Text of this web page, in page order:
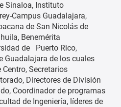
Sinaloa, Instituto
Campus Guadalajara,
de San Nicolás de
Benemérita
de Puerto Rico,
Guadalajara de los cuales
Secretarios
Directores de División
Coordinador de programas
de Ingeniería, líderes de